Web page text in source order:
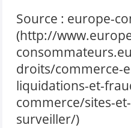
Source : europe-
(http://
droits/commerce-
liquidations-et-
commerce/sites-
surveiller/)